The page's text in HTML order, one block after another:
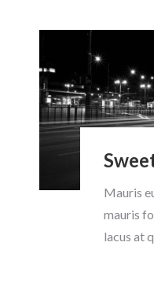
Mauris
mauris
lacus at